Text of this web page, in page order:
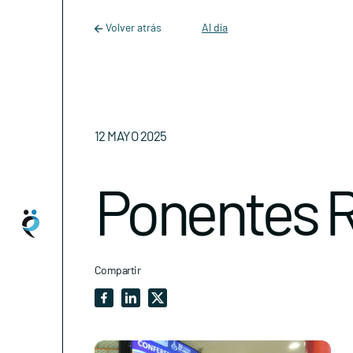
Main Navigation
Volver atrás Al día
12 MAYO 2025
Ponentes
Compartir